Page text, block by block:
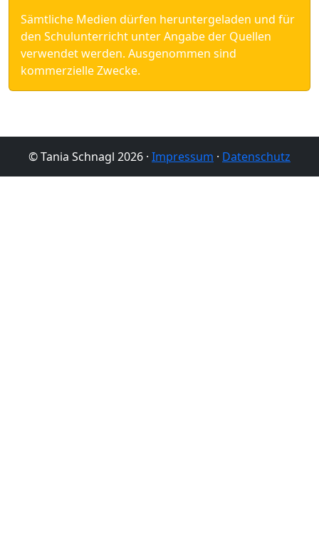
Sämtliche Medien dürfen heruntergeladen und für
den Schulunterricht unter Angabe der Quellen
verwendet werden. Ausgenommen sind
kommerzielle Zwecke.
© Tania Schnagl 2026 · Impressum · Datenschutz